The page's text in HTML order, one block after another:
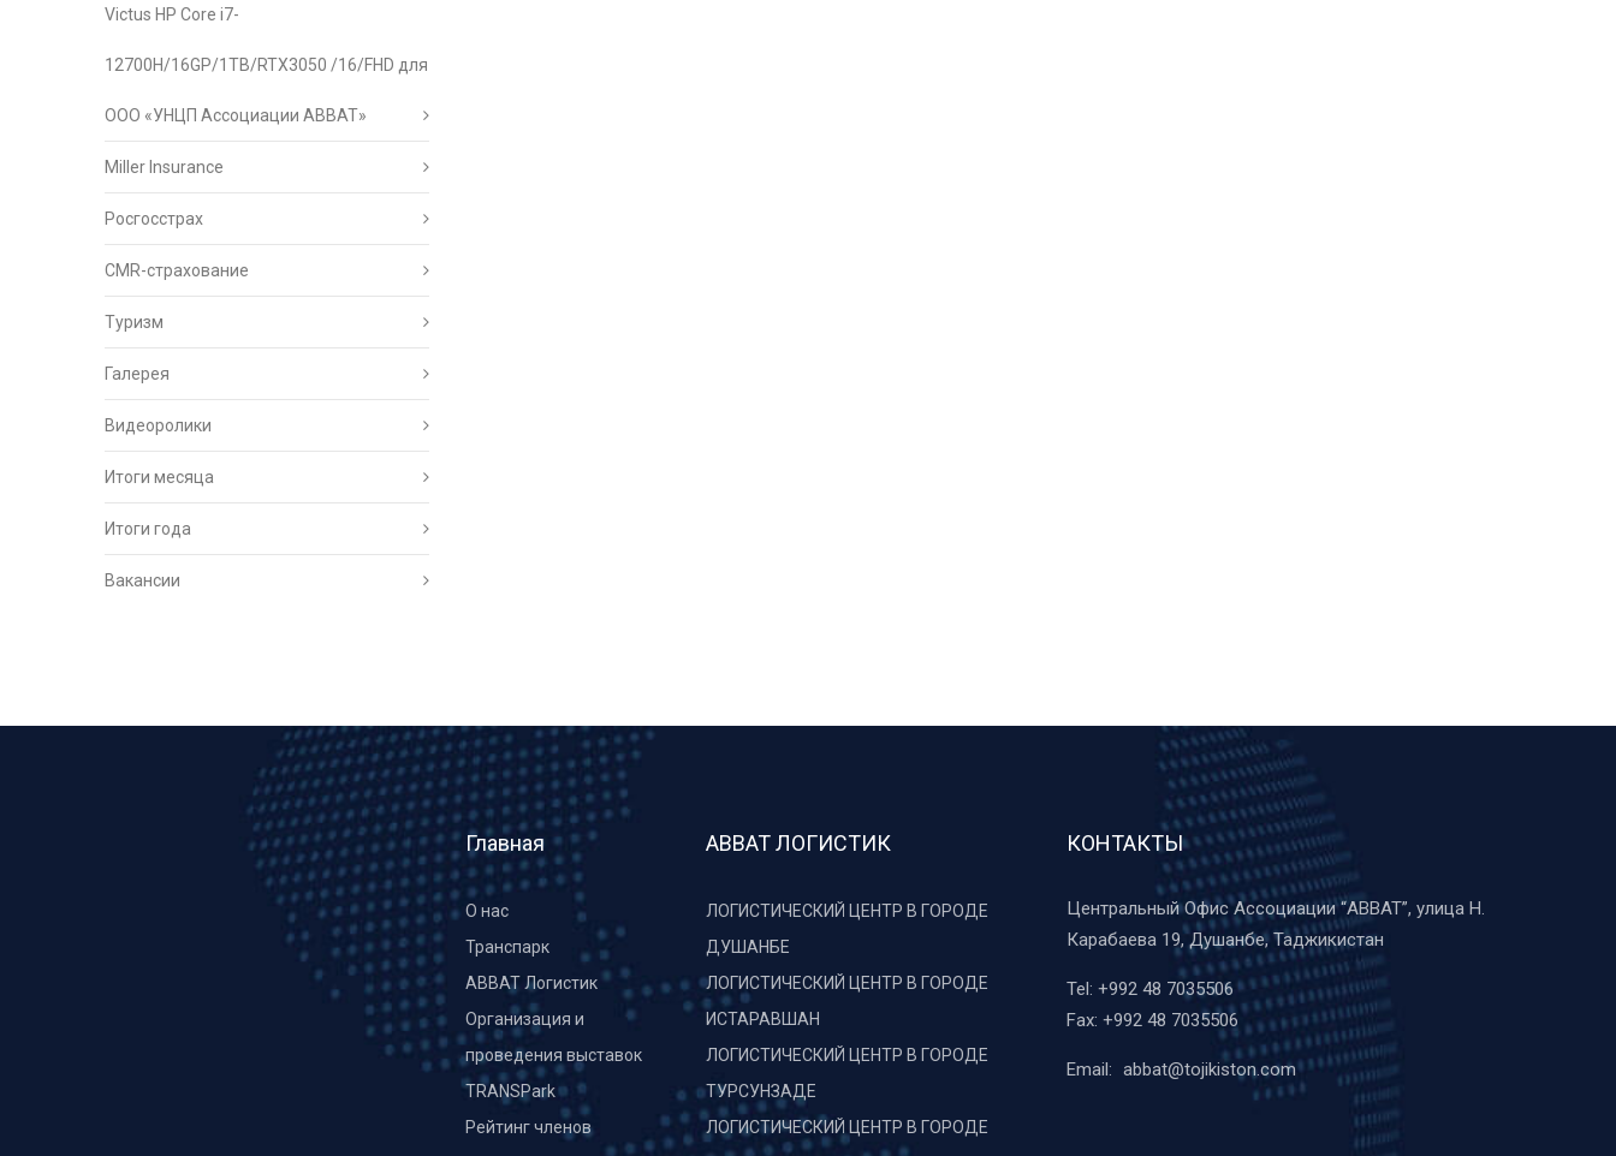
Victus HP Core i7-
12700H/16GP/1TB/RTX3050 /16/FHD для
ООО «УНЦП Ассоциации АВВАТ»
Miller Insurance
Росгосстрах
CMR-страхование
Туризм
Галерея
Видеоролики
Итоги месяца
Итоги года
Вакансии
Главная
О нас
Транспарк
ABBAT Логистик
Организация и
проведения выставок
TRANSPark
Рейтинг членов
АВВАТ ЛОГИСТИК
ЛОГИСТИЧЕСКИЙ ЦЕНТР В ГОРОДЕ
ДУШАНБЕ
ЛОГИСТИЧЕСКИЙ ЦЕНТР В ГОРОДЕ
ИСТАРАВШАН
ЛОГИСТИЧЕСКИЙ ЦЕНТР В ГОРОДЕ
ТУРСУНЗАДЕ
ЛОГИСТИЧЕСКИЙ ЦЕНТР В ГОРОДЕ
КОНТАКТЫ
Центральный Офис Ассоциации “ABBAT”, улица Н.
Карабаева 19, Душанбе, Таджикистан
Tel: +992 48 7035506
Fax: +992 48 7035506
Email: abbat@tojikiston.com